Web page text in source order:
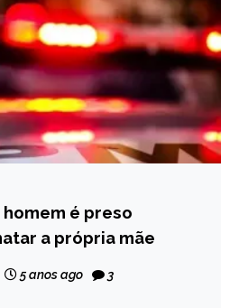
é preso
a própria mãe
5 anos ago 3